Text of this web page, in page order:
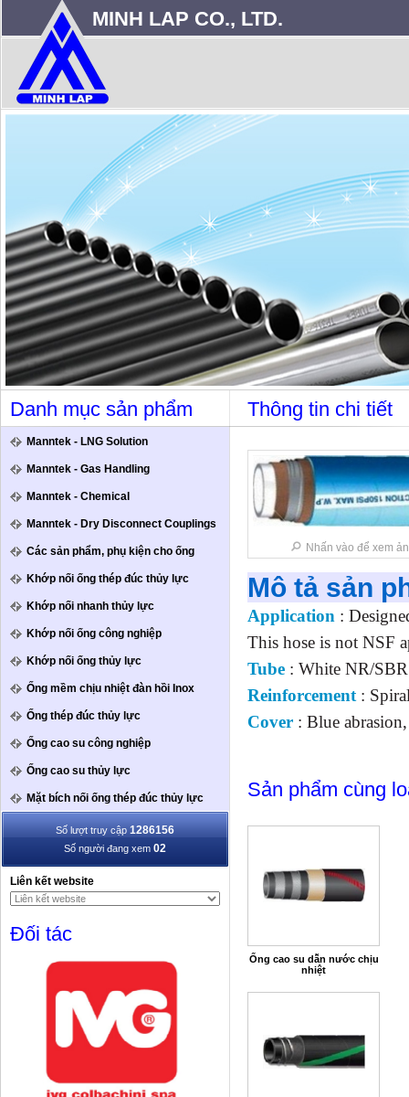
MINH LAP CO., LTD.
Danh mục sản phẩm
Manntek - LNG Solution
Manntek - Gas Handling
Manntek - Chemical
Manntek - Dry Disconnect Couplings
Các sản phẩm, phụ kiện cho ống
Khớp nối ống thép đúc thủy lực
Khớp nối nhanh thủy lực
Khớp nối ống công nghiệp
Khớp nối ống thủy lực
Ống mềm chịu nhiệt đàn hồi Inox
Ống thép đúc thủy lực
Ống cao su công nghiệp
Ống cao su thủy lực
Mặt bích nối ống thép đúc thủy lực
Số lượt truy cập 1286156
Số người đang xem 02
Liên kết website
Đối tác
Thông tin chi tiết
Nhấn vào để xem
Mô tả sản
Application :
This hose is not NSF
Tube : White NR/
Reinforcement :
Cover : Blue
Sản phẩm cùng
Ống cao su dẫn nước chịu
nhiệt